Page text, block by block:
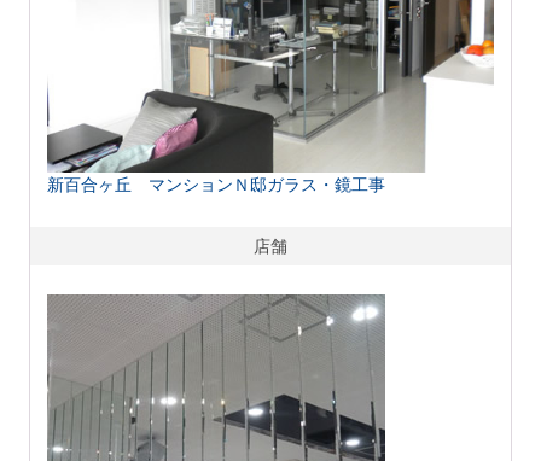
新百合ヶ丘 マンションＮ邸ガラス・鏡工事
店舗